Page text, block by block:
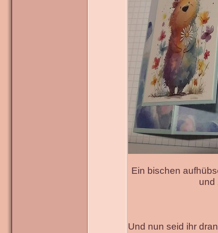
Ein bischen
und
Und nun seid ihr